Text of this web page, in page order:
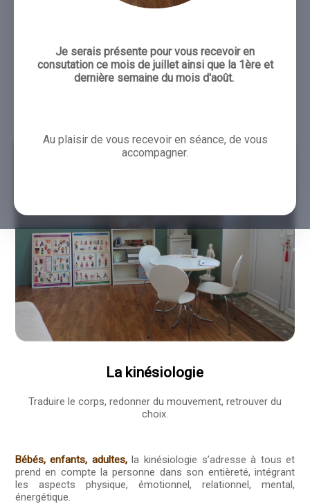
Je serais présente pour vous recevoir en
consutation ce mois de juillet ainsi que la 1ère et
dernière semaine du mois d'août.
Au plaisir de vous recevoir en séance, de vous
accompagner.
aider l’apprentissage et le développement de l’enfant
équilibrer vos énergies.
La kinésiologie
Traduire le corps, redonner du mouvement, retrouver du
choix.
Bébés, enfants, adultes,la kinésiologie s’adresse à tous et
prend en compte la personne dans son entièreté, intégrant
les aspects physique, émotionnel, relationnel, mental,
énergétique.